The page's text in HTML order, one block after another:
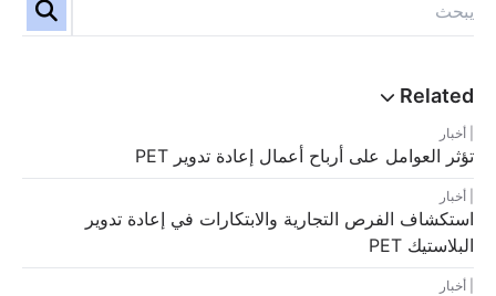
أخبار
تؤثر العوامل على أرباح أعمال إعادة تدوير PET
أخبار
استكشاف الفرص التجارية والابتكارات في إعادة تدوير
البلاستيك PET
أخبار